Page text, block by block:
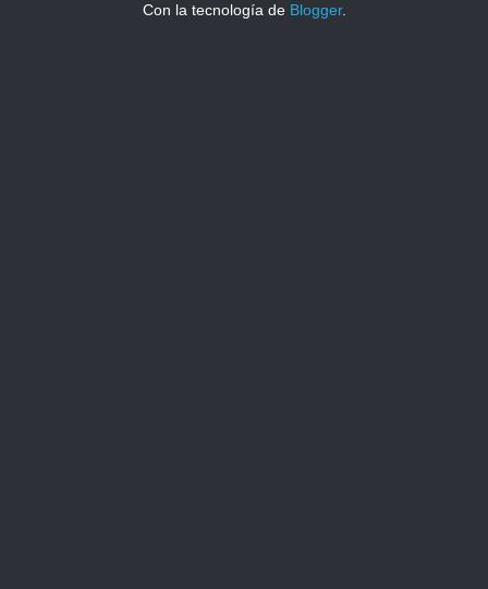
Con la tecnología de Blogger.